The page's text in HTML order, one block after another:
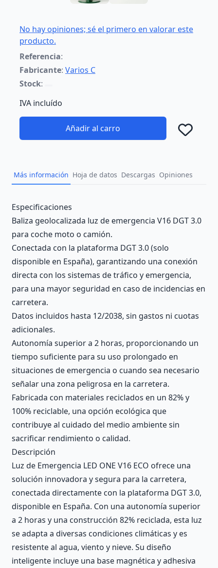
No hay opiniones; sé el primero en valorar este
producto.
Referencia:
Fabricante: Varios C
Stock:
IVA incluído
Añadir al carro
Más información Hoja de datos Descargas Opiniones
Description
Especificaciones
Baliza geolocalizada luz de emergencia V16 DGT 3.0
para coche moto o camión.
Conectada con la plataforma DGT 3.0 (solo
disponible en España), garantizando una conexión
directa con los sistemas de tráfico y emergencia,
para una mayor seguridad en caso de incidencias en
carretera.
Datos incluidos hasta 12/2038, sin gastos ni cuotas
adicionales.
Autonomía superior a 2 horas, proporcionando un
tiempo suficiente para su uso prolongado en
situaciones de emergencia o cuando sea necesario
señalar una zona peligrosa en la carretera.
Fabricada con materiales reciclados en un 82% y
100% reciclable, una opción ecológica que
contribuye al cuidado del medio ambiente sin
sacrificar rendimiento o calidad.
Descripción
Luz de Emergencia LED ONE V16 ECO ofrece una
solución innovadora y segura para la carretera,
conectada directamente con la plataforma DGT 3.0,
disponible en España. Con una autonomía superior
a 2 horas y una construcción 82% reciclada, esta luz
se adapta a diversas condiciones climáticas y es
resistente al agua, viento y nieve. Su diseño
inteligente incluye una base magnética y adhesiva